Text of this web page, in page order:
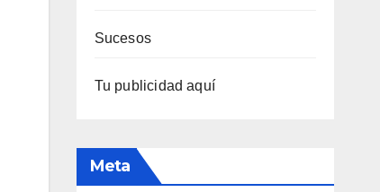
Sucesos
Tu publicidad aquí
Meta